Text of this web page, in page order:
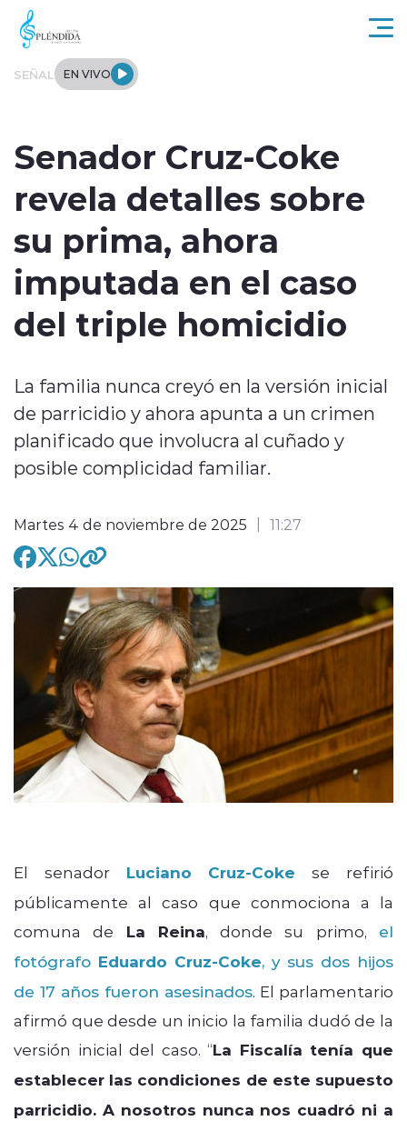
Click acá para ir directamente al contenido
SEÑAL EN VIVO
Tendencias
Internacional
Entrevistas
Senador Cruz-Coke
revela detalles sobre
su prima, ahora
imputada en el caso
del triple homicidio
La familia nunca creyó en la versión inicial
de parricidio y ahora apunta a un crimen
planificado que involucra al cuñado y
posible complicidad familiar.
Martes 4 de noviembre de 2025 11:27
El senador Luciano Cruz-Coke se refirió
públicamente al caso que conmociona a la
comuna de La Reina, donde su primo, el
fotógrafo Eduardo Cruz-Coke, y sus dos hijos
de 17 años fueron asesinados. El parlamentario
afirmó que desde un inicio la familia dudó de la
versión inicial del caso. “La Fiscalía tenía que
establecer las condiciones de este supuesto
parricidio. A nosotros nunca nos cuadró ni a